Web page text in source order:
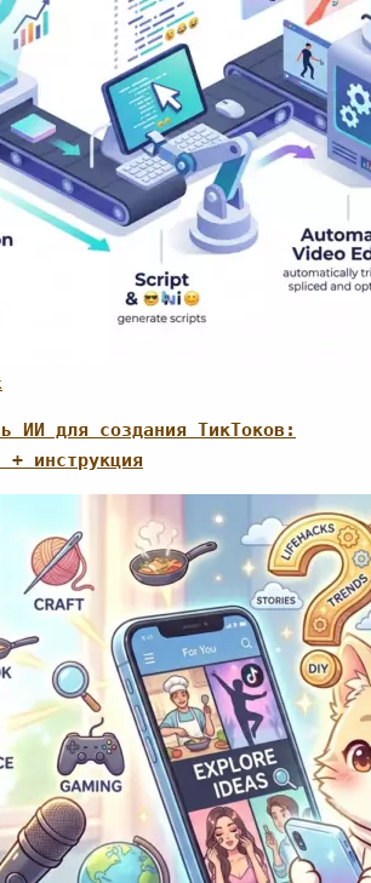
ИИ для создания ТикТоков:
+ инструкция